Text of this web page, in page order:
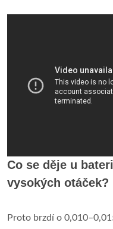
Co se děje u
vysokých otáček?
Proto brzdí o